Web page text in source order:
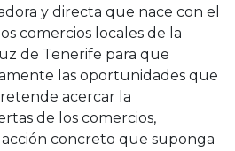
y directa que nace con el
comercios locales de la
de Tenerife para que
las oportunidades que
acercar la
de los comercios,
concreto que suponga